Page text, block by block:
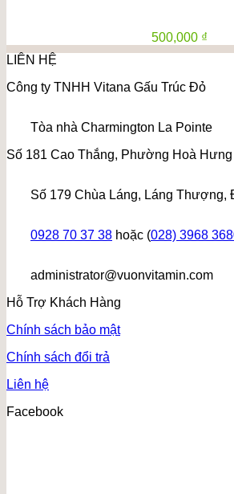
500,000 ₫
LIÊN HỆ
Công ty TNHH Vitana Gấu Trúc Đỏ
Tòa nhà Charmington La Pointe
Số 181 Cao Thắng, Phường Hoà Hưng
Số 179 Chùa Láng, Láng Thượng,
0928 70 37 38 hoặc (028) 3968
administrator@vuonvitamin.com
Hỗ Trợ Khách Hàng
Chính sách bảo mật
Chính sách đổi trả
Liên hệ
Facebook